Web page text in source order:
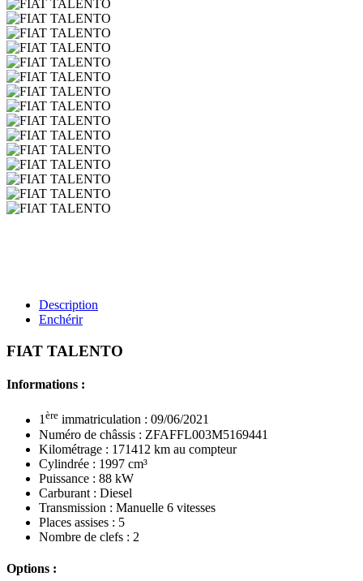
Description
Enchérir
FIAT TALENTO
Informations :
1ère immatriculation : 09/06/2021
Numéro de châssis : ZFAFFL003M5169441
Kilométrage : 171412 km au compteur
Cylindrée : 1997 cm³
Puissance : 88 kW
Carburant : Diesel
Transmission : Manuelle 6 vitesses
Places assises : 5
Nombre de clefs : 2
Options :